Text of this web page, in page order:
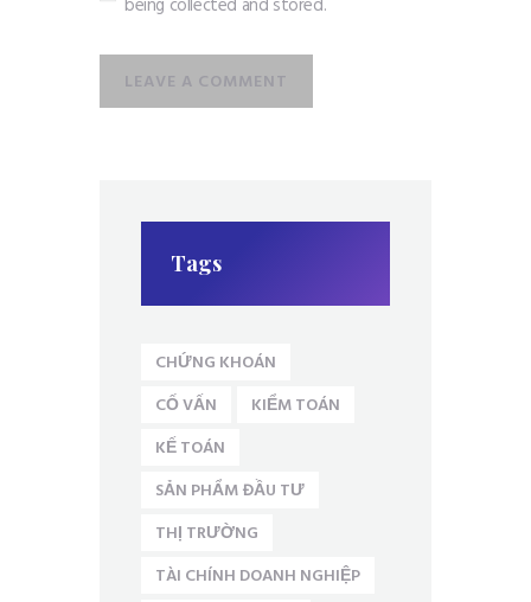
being collected and stored.
Tags
CHỨNG KHOÁN
CỐ VẤN
KIỂM TOÁN
KẾ TOÁN
SẢN PHẨM ĐẦU TƯ
THỊ TRƯỜNG
TÀI CHÍNH DOANH NGHIỆP